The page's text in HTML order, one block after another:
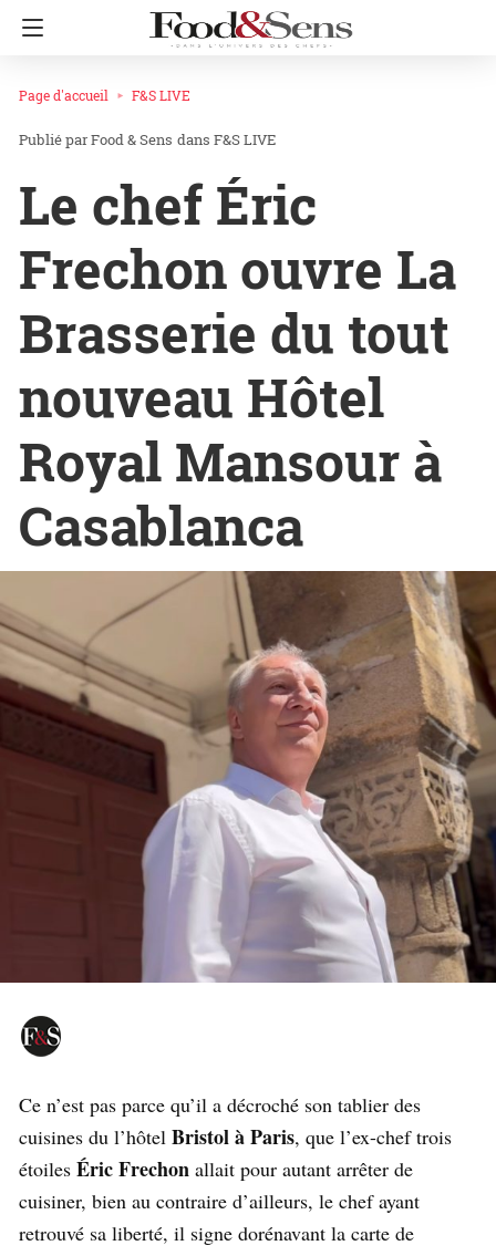
Page d'accueil F&S LIVE
Food & Sens dans F&S LIVE
Le chef Éric
Frechon ouvre La
Brasserie du tout
nouveau Hôtel
Royal Mansour à
Casablanca
Ce n’est pas parce qu’il a décroché son tablier des
cuisines du l’hôtel Bristol à Paris, que l’ex-chef trois
étoiles Éric Frechon allait pour autant arrêter de
cuisiner, bien au contraire d’ailleurs, le chef ayant
retrouvé sa liberté, il signe dorénavant la carte de